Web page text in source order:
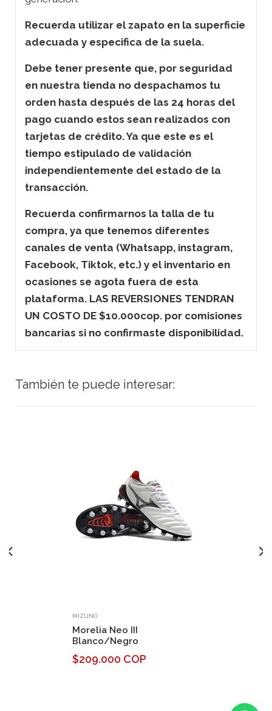
Recuerda utilizar el zapato en la superficie
adecuada y especifica de la suela.
Debe tener presente que, por seguridad
en nuestra tienda no despachamos tu
orden hasta después de las 24 horas del
pago cuando estos sean realizados con
tarjetas de crédito. Ya que este es el
tiempo estipulado de validación
independientemente del estado de la
transacción.
Recuerda confirmarnos la talla de tu
compra, ya que tenemos diferentes
canales de venta (Whatsapp, instagram,
Facebook, Tiktok, etc.) y el inventario en
ocasiones se agota fuera de esta
plataforma. LAS REVERSIONES TENDRAN
UN COSTO DE $10.000cop. por comisiones
bancarias si no confirmaste disponibilidad.
También te puede interesar:
MIZUNO
Morelia Neo III
Blanco/Negro
$209.000 COP